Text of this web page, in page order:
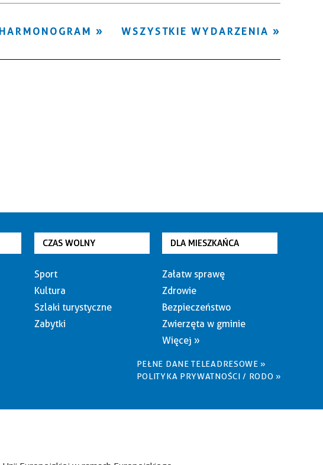
Miejsce
WSZYSTKIE WYDARZENIA
HARMONOGRAM
CZAS WOLNY
Sport
Kultura
Szlaki turystyczne
Zabytki
DLA MIESZKAŃCA
Załatw sprawę
Zdrowie
Bezpieczeństwo
Zwierzęta w gminie
Więcej »
PEŁNE DANE TELEADRESOWE »
POLITYKA PRYWATNOŚCI / RODO »